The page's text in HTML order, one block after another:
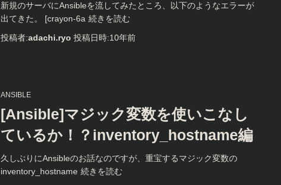
新規のサーバにAnsibleを流してみたところ、以下のようなエラーが
出てきた。 [crayon-6a 続きを読む
投稿者:adachi.ryo 投稿日時:10年前
ANSIBLE
[Ansible]マジック変数を使いこなし
ているか！？inventory_hostname編
久しぶりにAnsibleのお話なのですが、重宝するマジック変数の
inventory_hostname 続きを読む